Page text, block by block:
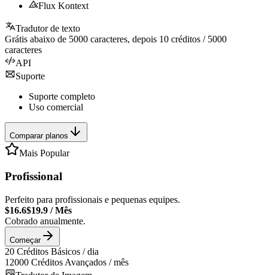
Flux Kontext
Tradutor de texto
Grátis abaixo de 5000 caracteres, depois 10 créditos / 5000
caracteres
API
Suporte
Suporte completo
Uso comercial
Comparar planos
Mais Popular
Profissional
Perfeito para profissionais e pequenas equipes.
$16.6$19.9 /Mês
Cobrado anualmente.
Começar
20 Créditos Básicos / dia
12000 Créditos Avançados / mês